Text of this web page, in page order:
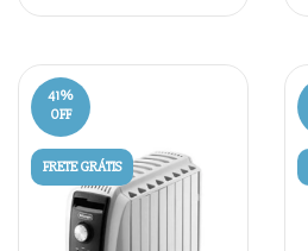
41%
OFF
FRETE GRÁTIS